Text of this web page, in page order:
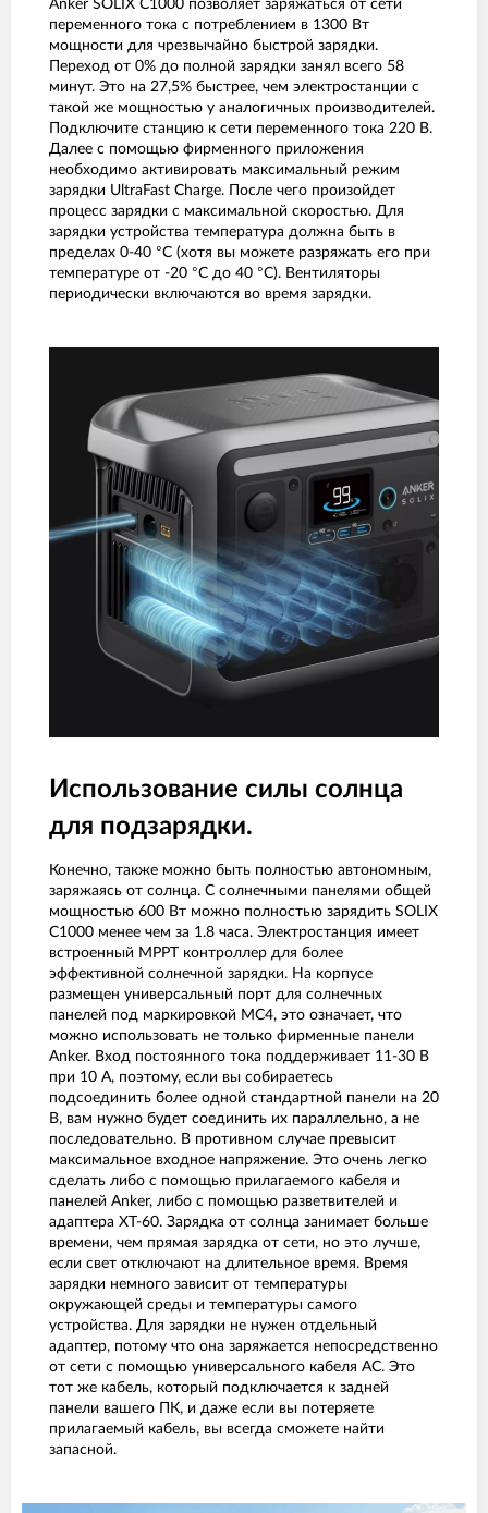
Anker SOLIX C1000 позволяет заряжаться от сети
переменного тока с потреблением в 1300 Вт
мощности для чрезвычайно быстрой зарядки.
Переход от 0% до полной зарядки занял всего 58
минут. Это на 27,5% быстрее, чем электростанции с
такой же мощностью у аналогичных производителей.
Подключите станцию к сети переменного тока 220 В.
Далее с помощью фирменного приложения
необходимо активировать максимальный режим
зарядки UltraFast Charge. После чего произойдет
процесс зарядки с максимальной скоростью. Для
зарядки устройства температура должна быть в
пределах 0-40 °C (хотя вы можете разряжать его при
температуре от -20 °C до 40 °C). Вентиляторы
периодически включаются во время зарядки.
Использование силы солнца
для подзарядки.
Конечно, также можно быть полностью автономным,
заряжаясь от солнца. С солнечными панелями общей
мощностью 600 Вт можно полностью зарядить SOLIX
C1000 менее чем за 1.8 часа. Электростанция имеет
встроенный MPPT контроллер для более
эффективной солнечной зарядки. На корпусе
размещен универсальный порт для солнечных
панелей под маркировкой MC4, это означает, что
можно использовать не только фирменные панели
Anker. Вход постоянного тока поддерживает 11-30 В
при 10 А, поэтому, если вы собираетесь
подсоединить более одной стандартной панели на 20
В, вам нужно будет соединить их параллельно, а не
последовательно. В противном случае превысит
максимальное входное напряжение. Это очень легко
сделать либо с помощью прилагаемого кабеля и
панелей Anker, либо с помощью разветвителей и
адаптера XT-60. Зарядка от солнца занимает больше
времени, чем прямая зарядка от сети, но это лучше,
если свет отключают на длительное время. Время
зарядки немного зависит от температуры
окружающей среды и температуры самого
устройства. Для зарядки не нужен отдельный
адаптер, потому что она заряжается непосредственно
от сети с помощью универсального кабеля АС. Это
тот же кабель, который подключается к задней
панели вашего ПК, и даже если вы потеряете
прилагаемый кабель, вы всегда сможете найти
запасной.